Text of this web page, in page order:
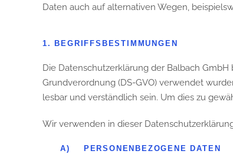
Daten auch auf alternativen Wegen,
1. BEGRIFFSBESTIMMUNGEN
Die Datenschutzerklärung der Balbach
Grundverordnung (DS-GVO) verwendet
lesbar und verständlich sein. Um dies zu
Wir verwenden in dieser
A) PERSONENBEZOGENE DATEN